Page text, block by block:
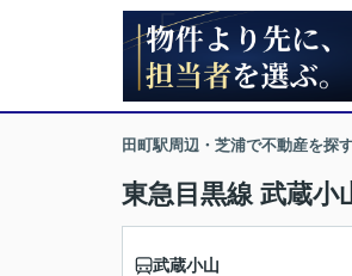
田町駅周辺・芝浦で不動産を探
東急目黒線 武蔵小
武蔵小山